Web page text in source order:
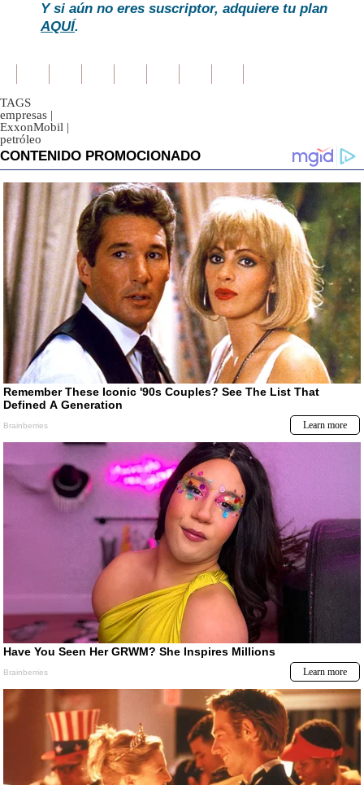
Y si aún no eres suscriptor, adquiere tu plan
AQUÍ.
TAGS
empresas |
ExxonMobil |
petróleo